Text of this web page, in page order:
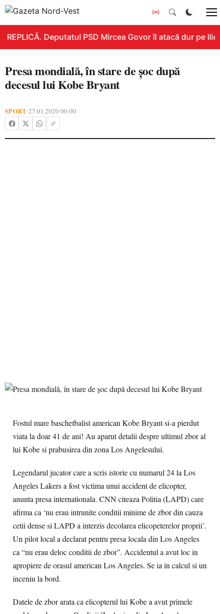
REPLICĂ. Deputatul PSD Mircea Govor îl atacă dur pe
Presa mondială, în stare de şoc după
decesul lui Kobe Bryant
SPORT•27.01.2020 00:00
Fostul mare baschetbalist american Kobe Bryant si-a pierdut
viata la doar 41 de ani! Au aparut detalii despre ultimul zbor al
lui Kobe si prabusirea din zona Los Angelesului.
Legendarul jucator care a scris istorie cu numarul 24 la Los
Angeles Lakers a fost victima unui accident de elicopter,
anunta presa internationala. CNN citeaza Politia (LAPD) care
afirma ca ‘nu erau intrunite conditii minime de zbor din cauza
cetii dense si LAPD a interzis decolarea elicopeterelor proprii’.
Un pilot local a declarat pentru presa locala din Los Angeles
ca “nu erau deloc conditii de zbor”. Accidentul a avut loc in
apropiere de orasul american Los Angeles. Se ia in calcul si un
inceniu la bord.
Datele de zbor arata ca elicopterul lui Kobe a avut primele